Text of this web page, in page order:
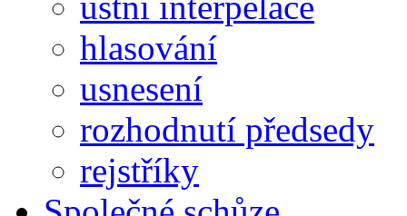
hlasování
usnesení
rozhodnutí předsedy
rejstříky